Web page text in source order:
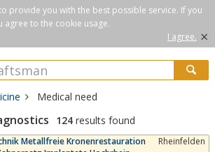
provide you with the best possible service. If you
agree to the cookie usage.
I agree. ×
Medical need
124 results found
Metallfreie Kronenrestauration
Rheinfelden